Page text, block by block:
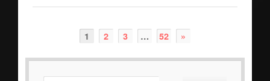
1 2 3 … 52 »